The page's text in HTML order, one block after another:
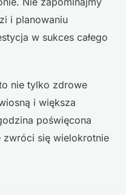
i planowaniu
w sukces całego
nie tylko zdrowe
i większa
poświęcona
zwróci się wielokrotnie